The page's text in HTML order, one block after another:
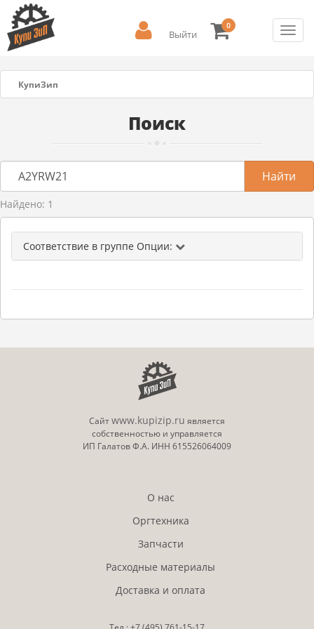
Выйти
0
КупиЗип
Поиск
Найдено: 1
Соответствие в группе Опции:
Сайтwww.kupizip.ru является
собственностью и управляется
ИП Галатов Ф.А. ИНН 615526064009
О нас
Оргтехника
Запчасти
Расходные материалы
Доставка и оплата